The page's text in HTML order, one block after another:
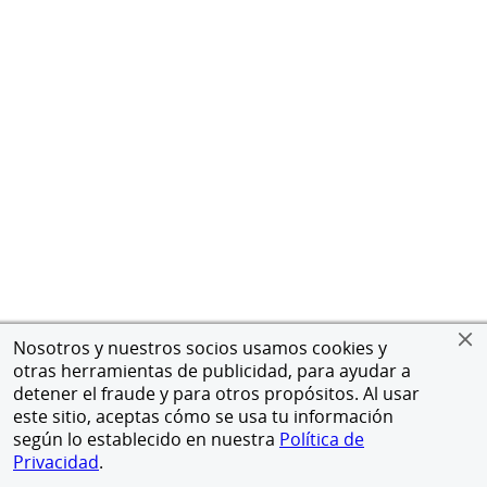
Nosotros y nuestros socios usamos cookies y
otras herramientas de publicidad, para ayudar a
detener el fraude y para otros propósitos. Al usar
este sitio, aceptas cómo se usa tu información
según lo establecido en nuestra Política de
Privacidad.